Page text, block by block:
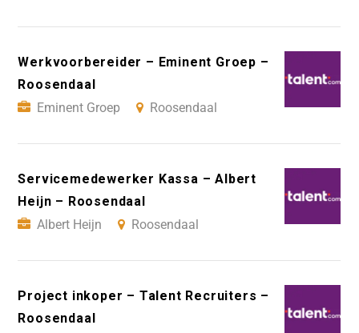
Werkvoorbereider – Eminent Groep –
Roosendaal
Eminent Groep
Roosendaal
Servicemedewerker Kassa – Albert
Heijn – Roosendaal
Albert Heijn
Roosendaal
Project inkoper – Talent Recruiters –
Roosendaal